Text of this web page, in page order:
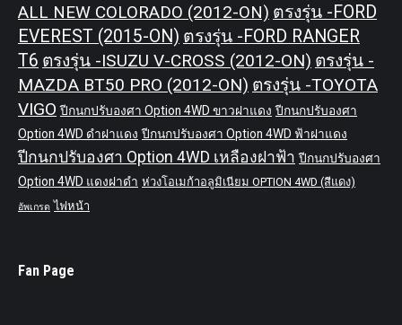
ALL NEW COLORADO (2012-ON) ตรงรุ่น -FORD
EVEREST (2015-ON) ตรงรุ่น -FORD RANGER
T6 ตรงรุ่น -ISUZU V-CROSS (2012-ON) ตรงรุ่น -
MAZDA BT50 PRO (2012-ON) ตรงรุ่น -TOYOTA
VIGO ปีกนกปรับองศา Option 4WD ขาวฝาแดง ปีกนกปรับองศา
Option 4WD ดำฝาแดง ปีกนกปรับองศา Option 4WD ฟ้าฝาแดง
ปีกนกปรับองศา Option 4WD เหลืองฝาฟ้า ปีกนกปรับองศา
Option 4WD แดงฝาดำ ห่วงโอเมก้าอลูมิเนียม OPTION 4WD (สีแดง)
อัพเกรด ไฟหน้า
Fan Page